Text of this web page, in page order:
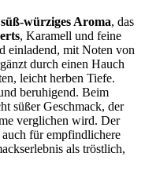
süß-würziges Aroma, das
, Karamell und feine
einladend, mit Noten von
durch einen Hauch
leicht herben Tiefe.
beruhigend. Beim
süßer Geschmack, der
verglichen wird. Der
für empfindlichere
als tröstlich,